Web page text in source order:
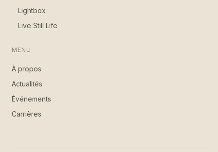
Lightbox
Live Still Life
MENU
À propos
Actualités
Événements
Carrières